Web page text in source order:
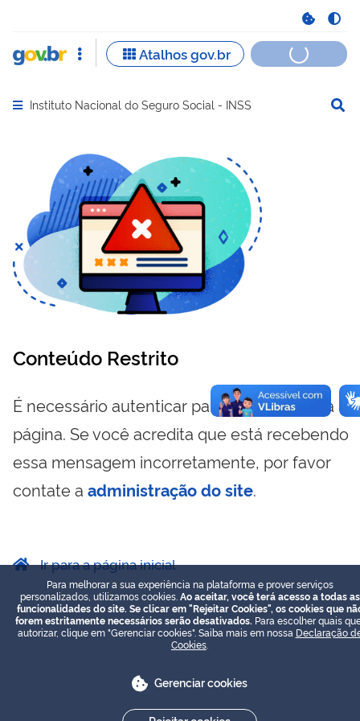
Abrir menu principal de navegação
Instituto Nacional do Seguro Social - INSS
Conteúdo Restrito
É necessário autenticar para visualizar essa
página. Se você acredita que está recebendo
essa mensagem incorretamente, por favor
contate a administração do site.
Ir para a página inicial
Para melhorar a sua experiência na plataforma e prover serviços
personalizados, utilizamos cookies. Ao aceitar, você terá acesso a todas as
funcionalidades do site. Se clicar em "Rejeitar Cookies", os cookies que
forem estritamente necessários serão desativados. Para escolher quais
autorizar, clique em "Gerenciar cookies". Saiba mais em nossa Declaração
Cookies
Gerenciar cookies